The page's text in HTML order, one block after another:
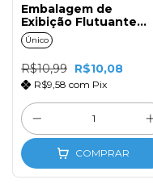
Embalagem de
Exibição Flutuante
14x14cm Preto
Único
R$10,99 R$10,08
R$9,58 com Pix
COMPRAR